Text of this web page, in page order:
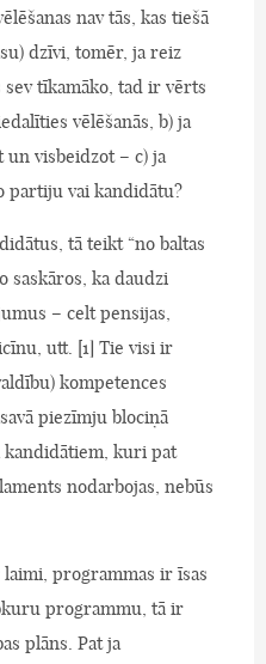
nav tās, kas tiešā
dzīvi, tomēr, ja reiz
tīkamāko, tad ir vērts
vēlēšanās, b) ja
visbeidzot – c) ja
partiju vai kandidātu?
tā teikt “no baltas
saskāros, ka daudzi
– celt pensijas,
utt. [1] Tie visi ir
kompetences
piezīmju blociņā
kuri pat
nodarbojas, nebūs
programmas ir īsas
programmu, tā ir
plāns. Pat ja